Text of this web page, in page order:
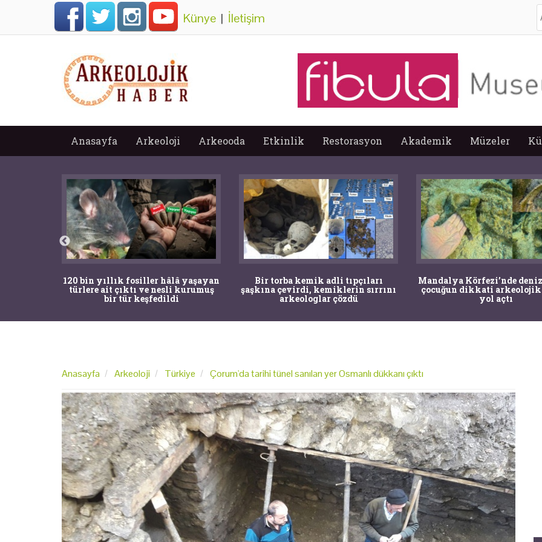
Künye | İletişim
Anasayfa Arkeoloji Arkeooda Etkinlik Restorasyon Akademik Müzeler
Bir torba kemik adli tıpçıları
şaşkına çevirdi, kemiklerin sırrını
arkeologlar çözdü
Mandalya Körfezi’nde denize dalan
çocuğun dikkati arkeolojik keşife
yol açtı
İstanbul'un Tarihi
Pasaportla Korunacak:
Karşı MR'lı Önlem
Anasayfa Arkeoloji Türkiye Çorum'da tarihi tünel sanılan yer Osmanlı dükkanı çıktı